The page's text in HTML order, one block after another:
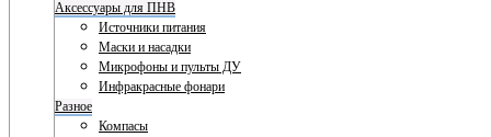
Аксессуары для ПНВ
Источники питания
Маски и насадки
Микрофоны и пульты ДУ
Инфракрасные фонари
Разное
Компасы